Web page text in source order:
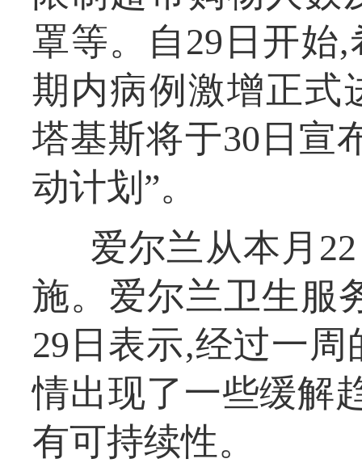
罩等。自29日开始
期内病例激增正式
塔基斯将于30日宣
动计划”。
爱尔兰从本月
施。爱尔兰卫生服
29日表示,经过一
情出现了一些缓解
有可持续性。